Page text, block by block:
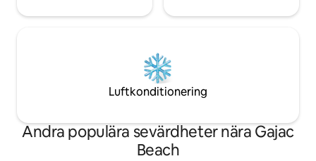
Luftkonditionering
Andra populära sevärdheter nära Gajac
Beach